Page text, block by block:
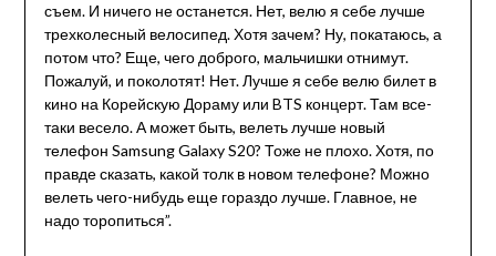
съем. И ничего не останется. Нет, велю я себе лучше
трехколесный велосипед. Хотя зачем? Ну, покатаюсь, а
потом что? Еще, чего доброго, мальчишки отнимут.
Пожалуй, и поколотят! Нет. Лучше я себе велю билет в
кино на Корейскую Дораму или BTS концерт. Там все-
таки весело. А может быть, велеть лучше новый
телефон Samsung Galaxy S20? Тоже не плохо. Хотя, по
правде сказать, какой толк в новом телефоне? Можно
велеть чего-нибудь еще гораздо лучше. Главное, не
надо торопиться”.